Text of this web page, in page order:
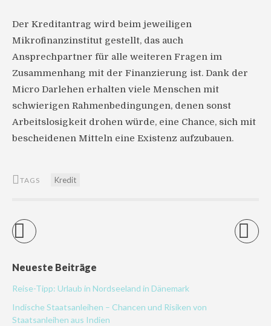
Der Kreditantrag wird beim jeweiligen
Mikrofinanzinstitut gestellt, das auch
Ansprechpartner für alle weiteren Fragen im
Zusammenhang mit der Finanzierung ist. Dank der
Micro Darlehen erhalten viele Menschen mit
schwierigen Rahmenbedingungen, denen sonst
Arbeitslosigkeit drohen würde, eine Chance, sich mit
bescheidenen Mitteln eine Existenz aufzubauen.
TAGS Kredit
Neueste Beiträge
Reise-Tipp: Urlaub in Nordseeland in Dänemark
Indische Staatsanleihen – Chancen und Risiken von
Staatsanleihen aus Indien